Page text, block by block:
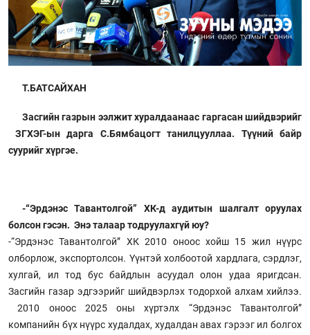
Т.БАТСАЙХАН
Засгийн газрын ээлжит хуралдаанаас гаргасан шийдвэрийг
ЗГХЭГ-ын дарга С.Бямбацогт танилцууллаа. Түүний байр
суурийг хүргэе.
-“Эрдэнэс Тавантолгой” ХК-д аудитын шалгалт оруулах
болсон гэсэн. Энэ талаар тодруулахгүй юу?
-“Эрдэнэс Тавантолгой” ХК 2010 оноос хойш 15 жил нүүрс
олборлож, экспортолсон. Үүнтэй холбоотой хардлага, сэрдлэг,
хулгай, ил тод бус байдлын асуудал олон удаа яригдсан.
Засгийн газар эдгээрийг шийдвэрлэх тодорхой алхам хийлээ.
2010 оноос 2025 оны хүртэлх “Эрдэнэс Тавантолгой”
компанийн бүх нүүрс худалдах, худалдан авах гэрээг ил болгох